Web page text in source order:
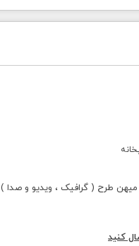
طرح ( گرافیک ، ویدیو و صدا )
کنید